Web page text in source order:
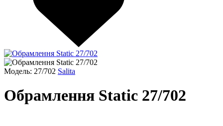
Модель: 27/702 Salita
Обрамлення Static 27/702